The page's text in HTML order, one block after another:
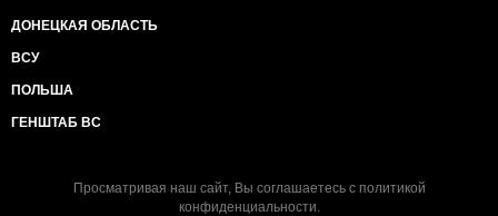
ДОНЕЦКАЯ ОБЛАСТЬ
ВСУ
ПОЛЬША
ГЕНШТАБ ВС
Просматривая наш сайт, Вы соглашаетесь с политикой
конфиденциальности.